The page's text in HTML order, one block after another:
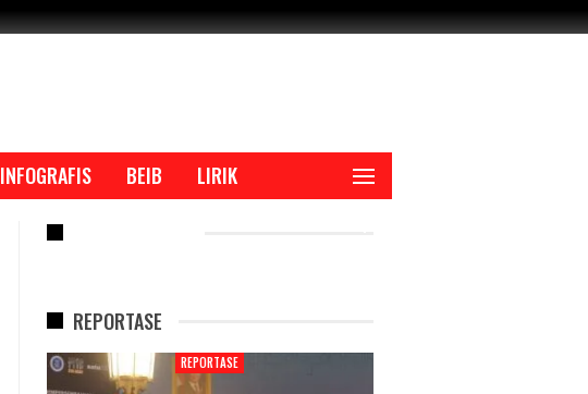
INFOGRAFIS BEIB LIRIK
REPORTASE
REPORTASE